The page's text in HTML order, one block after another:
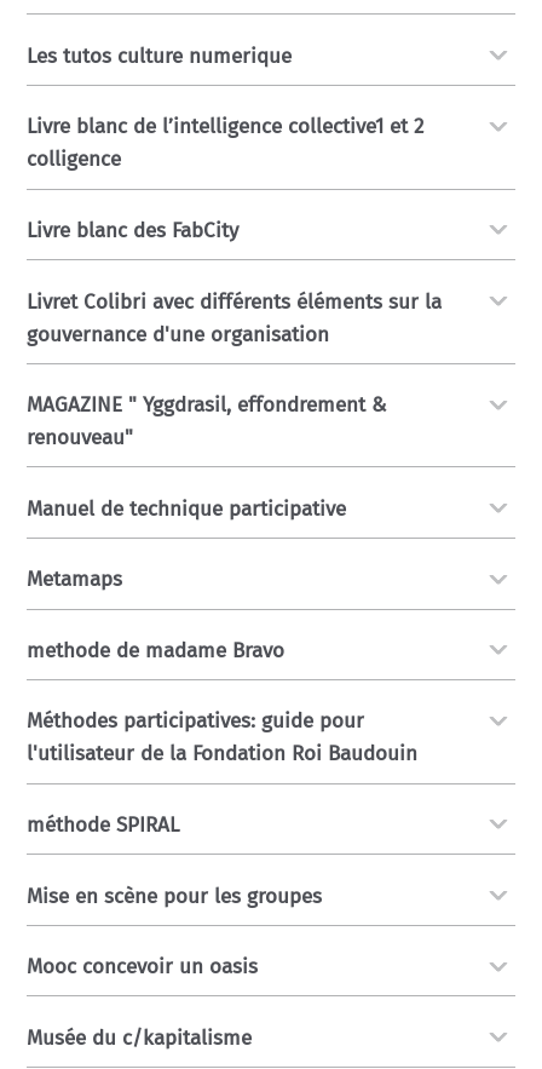
Les tutos culture numerique
Livre blanc de l’intelligence collective1 et 2
colligence
Livre blanc des FabCity
Livret Colibri avec différents éléments sur la
gouvernance d'une organisation
MAGAZINE " Yggdrasil, effondrement &
renouveau"
Manuel de technique participative
Metamaps
methode de madame Bravo
Méthodes participatives: guide pour
l'utilisateur de la Fondation Roi Baudouin
méthode SPIRAL
Mise en scène pour les groupes
Mooc concevoir un oasis
Musée du c/kapitalisme